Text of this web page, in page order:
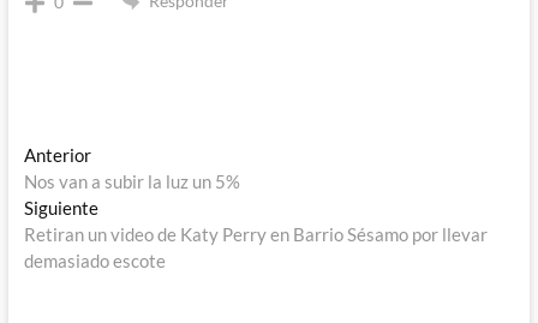
Navegación
de
entradas
AnteriorEntrada
anterior:
Nos van a subir la luz un 5%
SiguienteEntrada
siguiente:
Retiran un video de Katy Perry en Barrio Sésamo por llevar
demasiado escote